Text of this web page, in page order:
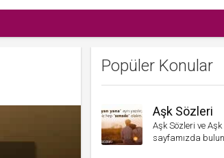
Popüler Konular
Aşk Sözleri
Aşk Sözleri ve Aşk
sayfamızda